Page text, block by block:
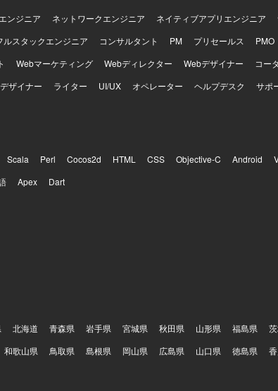
ンジニア ネットワークエンジニア ネイティブアプリエンジニア
ルスタックエンジニア コンサルタント PM プリセールス PMO
Webマーケティング Webディレクター Webデザイナー コー
ザイナー ライター UI/UX オペレーター ヘルプデスク サポ
Scala Perl Cocos2d HTML CSS Objective-C Android
Apex Dart
北海道 青森県 岩手県 宮城県 秋田県 山形県 福島県
和歌山県 鳥取県 島根県 岡山県 広島県 山口県 徳島県